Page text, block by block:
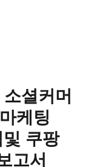
셜커머
케팅
쿠팡
고서